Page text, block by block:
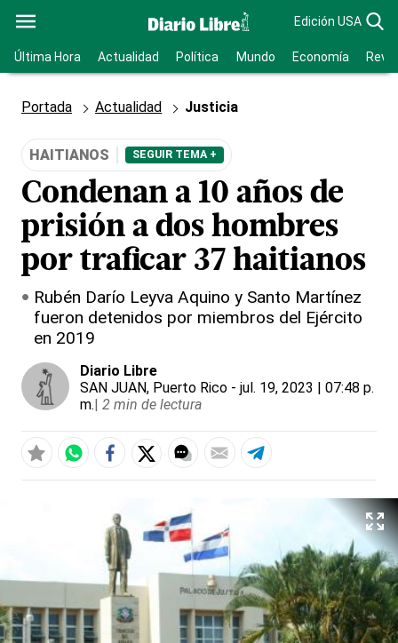
Edición USA
Última Hora Actualidad Política Mundo Economía
Portada Actualidad Justicia
HAITIANOS SEGUIR TEMA +
Condenan a 10 años de
prisión a dos hombres
por traficar 37 haitianos
Rubén Darío Leyva Aquino y Santo Martínez
fueron detenidos por miembros del Ejército
en 2019
Diario Libre
SAN JUAN, Puerto Rico - jul. 19, 2023 | 07:48 p.
m.| 2 min de lectura